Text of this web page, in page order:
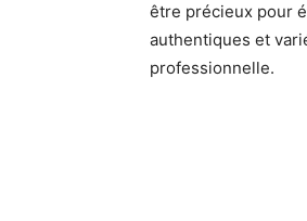
être précieux pour
authentiques et
professionnelle.